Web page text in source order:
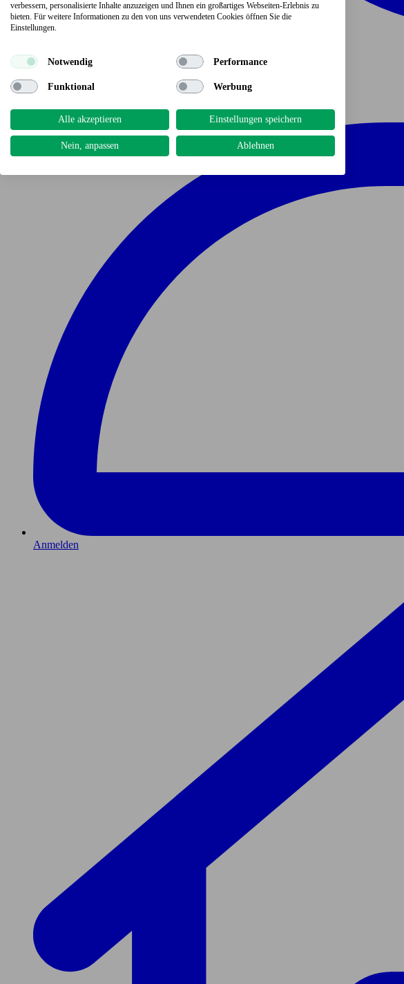
Anmelden
verbessern, personalisierte Inhalte anzuzeigen und Ihnen ein großartiges Webseiten-Erlebnis zu
bieten. Für weitere Informationen zu den von uns verwendeten Cookies öffnen Sie die
Einstellungen.
Notwendig Performance
Funktional Werbung
Alle akzeptieren Einstellungen speichern
Nein, anpassen Ablehnen